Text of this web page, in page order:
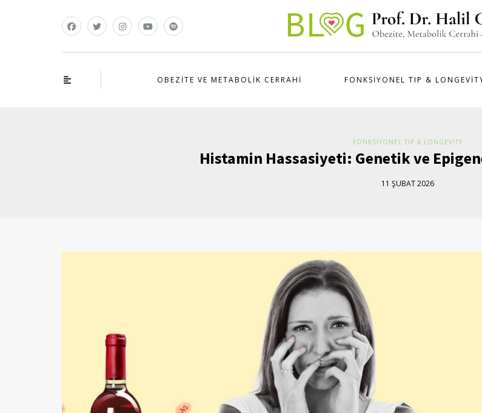
OBEZITE VE METABOLIK CERRAHI FONKSIYONEL TIP &
FONKSIYONEL TIP & LONGEVITY
Histamin Hassasiyeti: Genetik ve
11 ŞUBAT 2026